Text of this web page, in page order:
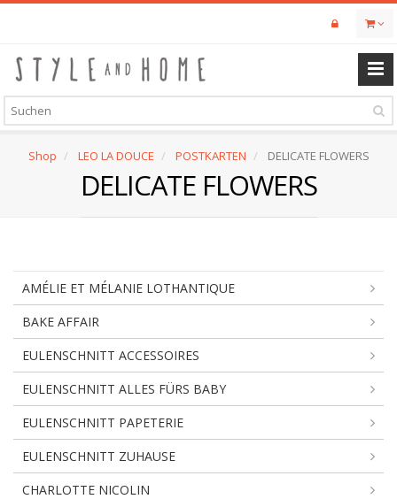
Skip
content
Shop LEO LA DOUCE POSTKARTEN DELICATE FLOWERS
DELICATE FLOWERS
AMÉLIE ET MÉLANIE LOTHANTIQUE
BAKE AFFAIR
EULENSCHNITT ACCESSOIRES
EULENSCHNITT ALLES FÜRS BABY
EULENSCHNITT PAPETERIE
EULENSCHNITT ZUHAUSE
CHARLOTTE NICOLIN